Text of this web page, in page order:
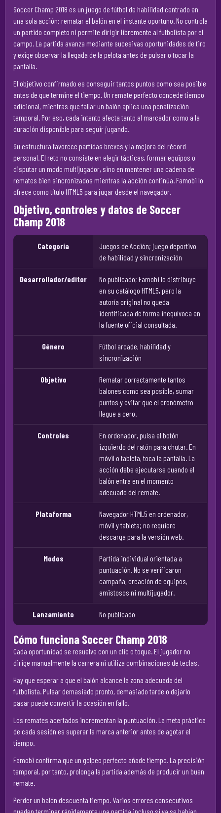
Soccer Champ 2018 es un juego de fútbol de habilidad centrado en
una sola acción: rematar el balón en el instante oportuno. No controla
un partido completo ni permite dirigir libremente al futbolista por el
campo. La partida avanza mediante sucesivas oportunidades de tiro
y exige observar la llegada de la pelota antes de pulsar o tocar la
pantalla.
El objetivo confirmado es conseguir tantos puntos como sea posible
antes de que termine el tiempo. Un remate perfecto concede tiempo
adicional, mientras que fallar un balón aplica una penalización
temporal. Por eso, cada intento afecta tanto al marcador como a la
duración disponible para seguir jugando.
Su estructura favorece partidas breves y la mejora del récord
personal. El reto no consiste en elegir tácticas, formar equipos o
disputar un modo multijugador, sino en mantener una cadena de
remates bien sincronizados mientras la acción continúa. Famobi lo
ofrece como título HTML5 para jugar desde el navegador.
Objetivo, controles y datos de Soccer
Champ 2018
Categoría
Juegos de Acción; juego deportivo
de habilidad y sincronización
Desarrollador/editor
No publicado; Famobi lo distribuye
en su catálogo HTML5, pero la
autoría original no queda
identificada de forma inequívoca en
la fuente oficial consultada.
Género
Fútbol arcade, habilidad y
sincronización
Objetivo
Rematar correctamente tantos
balones como sea posible, sumar
puntos y evitar que el cronómetro
llegue a cero.
Controles
En ordenador, pulsa el botón
izquierdo del ratón para chutar. En
móvil o tableta, toca la pantalla. La
acción debe ejecutarse cuando el
balón entra en el momento
adecuado del remate.
Plataforma
Navegador HTML5 en ordenador,
móvil y tableta; no requiere
descarga para la versión web.
Modos
Partida individual orientada a
puntuación. No se verificaron
campaña, creación de equipos,
amistosos ni multijugador.
Lanzamiento No publicado
Cómo funciona Soccer Champ 2018
Cada oportunidad se resuelve con un clic o toque. El jugador no
dirige manualmente la carrera ni utiliza combinaciones de teclas.
Hay que esperar a que el balón alcance la zona adecuada del
futbolista. Pulsar demasiado pronto, demasiado tarde o dejarlo
pasar puede convertir la ocasión en fallo.
Los remates acertados incrementan la puntuación. La meta práctica
de cada sesión es superar la marca anterior antes de agotar el
tiempo.
Famobi confirma que un golpeo perfecto añade tiempo. La precisión
temporal, por tanto, prolonga la partida además de producir un buen
remate.
Perder un balón descuenta tiempo. Varios errores consecutivos